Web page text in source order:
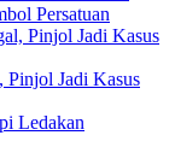
Persatuan
Pinjol Jadi Kasus